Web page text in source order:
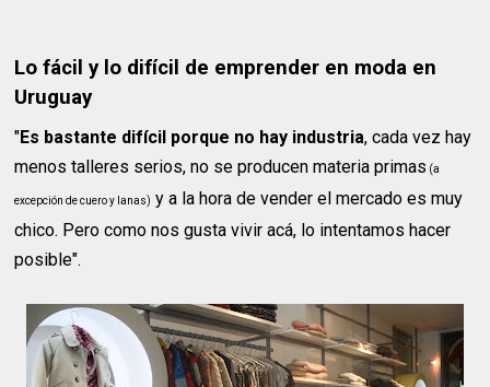
Lo fácil y lo difícil de emprender en moda en
Uruguay
"Es bastante difícil porque no hay industria, cada vez hay
menos talleres serios, no se producen materia primas (a
excepción de cuero y lanas) y a la hora de vender el mercado es muy
chico. Pero como nos gusta vivir acá, lo intentamos hacer
posible".